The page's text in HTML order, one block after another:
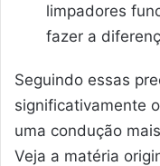
limpadores
fazer a
Seguindo essas
significativamente
uma condução
Veja a matéria